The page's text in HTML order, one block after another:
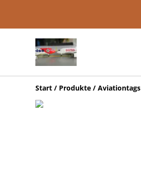
Start / Produkte / Aviationtags